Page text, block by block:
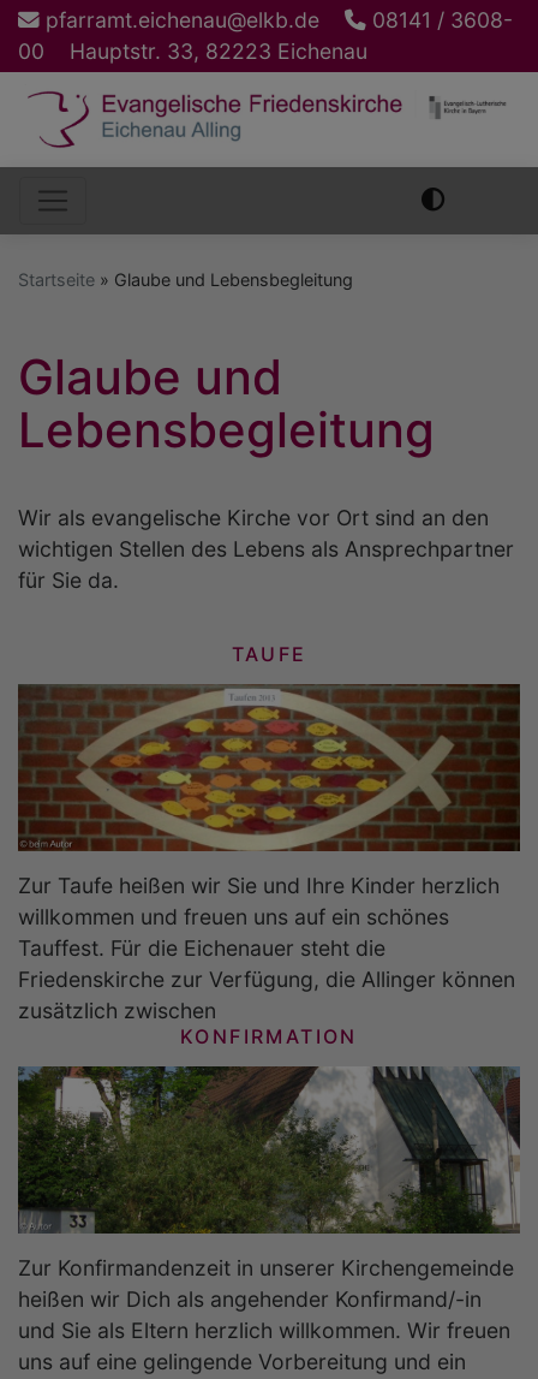
Direkt
zum
Inhalt
pfarramt.eichenau@elkb.de
08141 / 3608-
00
Hauptstr. 33, 82223 Eichenau
Hauptnavigation
Startseite Glaube und Lebensbegleitung
Glaube und
Lebensbegleitung
Wir als evangelische Kirche vor Ort sind an den
wichtigen Stellen des Lebens als Ansprechpartner
für Sie da.
TAUFE
Zur Taufe heißen wir Sie und Ihre Kinder herzlich
willkommen und freuen uns auf ein schönes
Tauffest. Für die Eichenauer steht die
Friedenskirche zur Verfügung, die Allinger können
zusätzlich zwischen
KONFIRMATION
Zur Konfirmandenzeit in unserer Kirchengemeinde
heißen wir Dich als angehender Konfirmand/-in
und Sie als Eltern herzlich willkommen. Wir freuen
uns auf eine gelingende Vorbereitung und ein